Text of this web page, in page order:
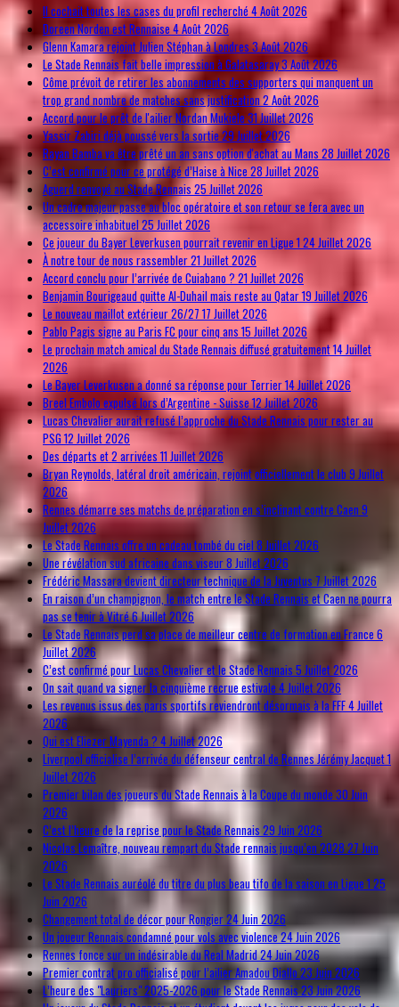
Il cochait toutes les cases du profil recherché 4 Août 2026
Doreen Norden est Rennaise4 Août 2026
Glenn Kamara rejoint Julien Stéphan à Londres3 Août 2026
Le Stade Rennais fait belle impression à Galatasaray3 Août 2026
Côme prévoit de retirer les abonnements des supporters qui manquent un
trop grand nombre de matches sans justification2 Août 2026
Accord pour le prêt de l'ailier Nordan Mukiele31 Juillet 2026
Yassir Zabiri déjà poussé vers la sortie29 Juillet 2026
Rayan Bamba va être prêté un an sans option d'achat au Mans 28 Juillet 2026
C’est confirmé pour ce protégé d’Haise à Nice28 Juillet 2026
Aguerd renvoyé au Stade Rennais 25 Juillet 2026
Un cadre majeur passe au bloc opératoire et son retour se fera avec un
accessoire inhabituel25 Juillet 2026
Ce joueur du Bayer Leverkusen pourrait revenir en Ligue 124 Juillet 2026
À notre tour de nous rassembler21 Juillet 2026
Accord conclu pour l’arrivée de Cuiabano ? 21 Juillet 2026
Benjamin Bourigeaud quitte Al-Duhail mais reste au Qatar19 Juillet 2026
Le nouveau maillot extérieur 26/2717 Juillet 2026
Pablo Pagis signe au Paris FC pour cinq ans15 Juillet 2026
Le prochain match amical du Stade Rennais diffusé gratuitement14 Juillet
2026
Le Bayer Leverkusen a donné sa réponse pour Terrier14 Juillet 2026
Breel Embolo expulsé lors d’Argentine - Suisse12 Juillet 2026
Lucas Chevalier aurait refusé l’approche du Stade Rennais pour rester au
PSG12 Juillet 2026
Des départs et 2 arrivées11 Juillet 2026
Bryan Reynolds, latéral droit américain, rejoint officiellement le club 9 Juillet
2026
Rennes démarre ses matchs de préparation en s’inclinant contre Caen 9
Juillet 2026
Le Stade Rennais offre un cadeau tombé du ciel 8 Juillet 2026
Une révélation sud africaine dans viseur8 Juillet 2026
Frédéric Massara devient directeur technique de la Juventus 7 Juillet 2026
En raison d’un champignon, le match entre le Stade Rennais et Caen ne pourra
pas se tenir à Vitré6 Juillet 2026
Le Stade Rennais perd sa place de meilleur centre de formation en France 6
Juillet 2026
C’est confirmé pour Lucas Chevalier et le Stade Rennais 5 Juillet 2026
On sait quand va signer la cinquième recrue estivale 4 Juillet 2026
Les revenus issus des paris sportifs reviendront désormais à la FFF4 Juillet
2026
Qui est Eliezer Mayenda ? 4 Juillet 2026
Liverpool officialise l’arrivée du défenseur central de Rennes Jérémy Jacquet1
Juillet 2026
Premier bilan des joueurs du Stade Rennais à la Coupe du monde 30 Juin
2026
C’est l’heure de la reprise pour le Stade Rennais 29 Juin 2026
Nicolas Lemaître, nouveau rempart du Stade rennais jusqu’en 2028 27 Juin
2026
Le Stade Rennais auréolé du titre du plus beau tifo de la saison en Ligue 125
Juin 2026
Changement total de décor pour Rongier24 Juin 2026
Un joueur Rennais condamné pour vols avec violence24 Juin 2026
Rennes fonce sur un indésirable du Real Madrid24 Juin 2026
Premier contrat pro officialisé pour l’ailier Amadou Diallo23 Juin 2026
L’heure des "Lauriers" 2025-2026 pour le Stade Rennais23 Juin 2026